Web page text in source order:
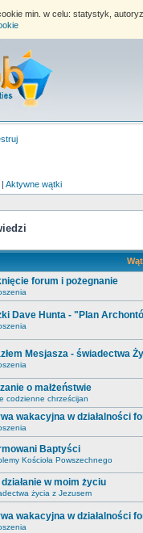
min. w celu: statystyk,
| Aktywne wątki
forum i pożegnanie
Dave Hunta - "Plan
Mesjasza - świadectwa
o małżeństwie
codzienne chrześcijan
wakacyjna w działalności
Baptyści
Kościoła Powszechnego
działanie w moim życiu
życia z Jezusem
wakacyjna w działalności